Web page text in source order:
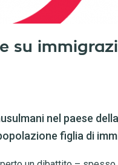
su
nel paese
figlia di